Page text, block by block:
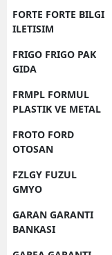
FORTE FORTE BILGI
ILETISIM
FRIGO FRIGO PAK
GIDA
FRMPL FORMUL
PLASTIK VE METAL
FROTO FORD
OTOSAN
FZLGY FUZUL
GMYO
GARAN GARANTI
BANKASI